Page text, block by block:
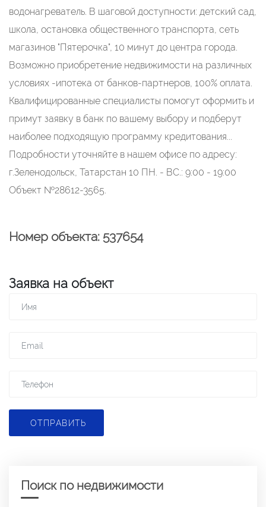
водонагреватель. В шаговой доступности: детский сад,
школа, остановка общественного транспорта, сеть
магазинов "Пятерочка", 10 минут до центра города.
Возможно приобретение недвижимости на различных
условиях -ипотека от банков-партнеров, 100% оплата.
Квалифицированные специалисты помогут оформить и
примут заявку в банк по вашему выбору и подберут
наиболее подходящую программу кредитования...
Подробности уточняйте в нашем офисе по адресу:
г.Зеленодольск, Татарстан 10 ПН. - ВС.: 9:00 - 19:00
Объект №28612-3565.
Номер объекта: 537654
Заявка на объект
ОТПРАВИТЬ
Поиск по недвижимости